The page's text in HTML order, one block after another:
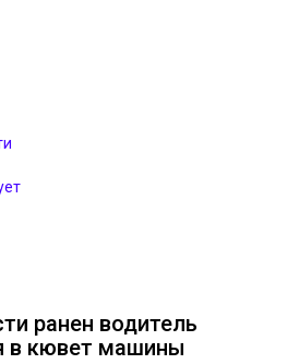
ранен водитель
в кювет машины